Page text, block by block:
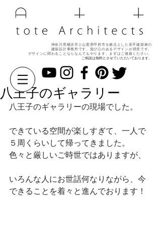
神奈川県横浜市と山梨県甲府市を拠点とした若手建築家の
建築設計事務所です。遊び心のある デザインが得意です。
デザインに関わることならなんでもやります。 まずはご連絡ください。
ご相談は無料とさせていただいております。
八王子のギャラリー
八王子のギャラリーの現場でした。
できている空間が楽しすぎて、一人で
５周くらいして帰ってきました。
色々と厳しいご時世ではありますが、
いろんな人にお世話何なりながら、今
できることを着々と進んでおります！